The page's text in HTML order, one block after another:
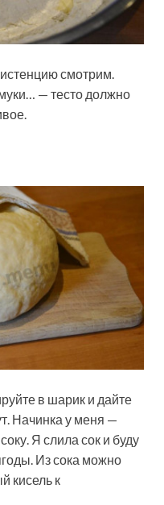
смотрим.
— тесто должно
в шарик и дайте
Начинка у меня —
Я слила сок и буду
Из сока можно
кисель к